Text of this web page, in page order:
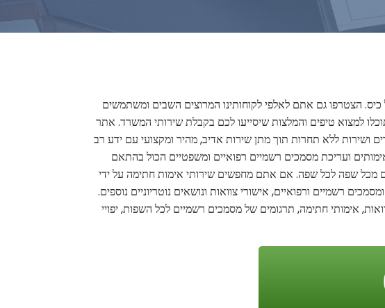
כיס. הצטרפו גם אתם לאלפי לקוחותינו המרוצים השבים ומשתמשים
למצוא טיפים והמלצות שיסייעו לכם בקבלת שירותי המשרד. אתר
ושירות ללא תחרות תוך מתן שירות אדיב, מהיר ומקצועי עם ידע רב
אימותים ועריכת מסמכים רשמיים רפואיים ומשפטיים הכול בהתאם
מכל שפה לכל שפה. אם אתם מחפשים שירותי אימות חתימה על ידי
רשמיים ורפואיים, אישורי צוואות ונושאים נוטריוניים נוספים.
אימותי חתימה, תרגומים של מסמכים רשמיים לכל השפות, יפויי